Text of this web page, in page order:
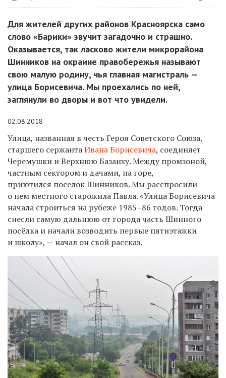
Для жителей других районов Красноярска само
слово «Барики» звучит загадочно и страшно.
Оказывается, так ласково жители микрорайона
Шинников на окраине правобережья называют
свою малую родину, чья главная магистраль —
улица Борисевича. Мы проехались по ней,
заглянули во дворы и вот что увидели.
02.08.2018
Улица, названная в честь Героя Советского Союза,
старшего сержантаИвана Борисевича, соединяет
Черемушки и Верхнюю Базаиху. Между промзоной,
частным сектором и дачами, на горе,
приютился поселок Шинников. Мы расспросили
о нем местного старожила Павла. «Улица Борисевича
начала строиться на рубеже 1985–86 годов. Тогда
снесли самую дальнюю от города часть Шинного
посёлка и начали возводить первые пятиэтажки
и школу», — начал он свой рассказ.